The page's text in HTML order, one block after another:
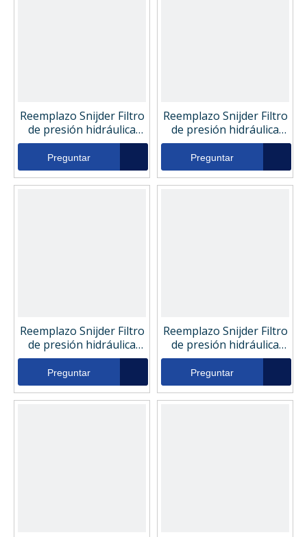
Reemplazo Snijder Filtro
de presión hidráulica
DIHY13128
Preguntar
Reemplazo Snijder Filtro
de presión hidráulica
DIHY13123
Preguntar
Reemplazo Snijder Filtro
de presión hidráulica
Dise160g03b
Preguntar
Reemplazo Snijder Filtro
de presión hidráulica
Dish75058
Preguntar